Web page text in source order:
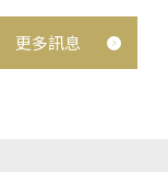
更多訊息